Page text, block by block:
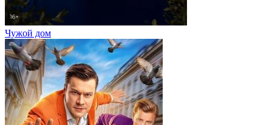
Чужой дом